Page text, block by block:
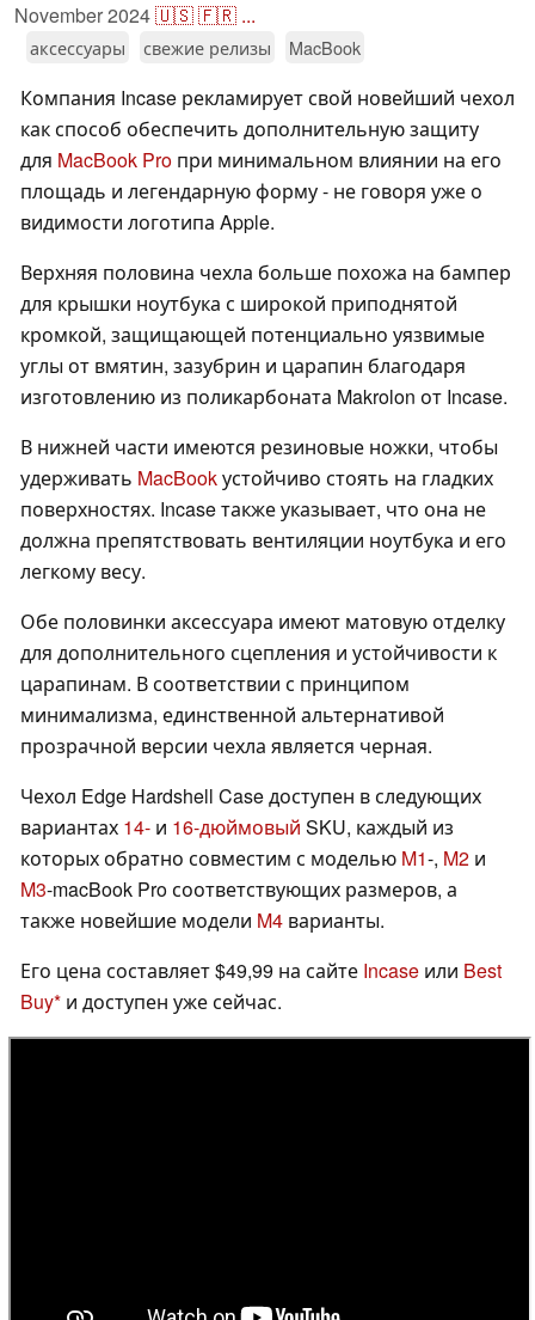
November 2024🇺🇸🇫🇷 ...
аксессуары свежие релизы MacBook
Компания Incase рекламирует свой новейший чехол
как способ обеспечить дополнительную защиту
для MacBook Pro при минимальном влиянии на его
площадь и легендарную форму - не говоря уже о
видимости логотипа Apple.
Верхняя половина чехла больше похожа на бампер
для крышки ноутбука с широкой приподнятой
кромкой, защищающей потенциально уязвимые
углы от вмятин, зазубрин и царапин благодаря
изготовлению из поликарбоната Makrolon от Incase.
В нижней части имеются резиновые ножки, чтобы
удерживать MacBookустойчиво стоять на гладких
поверхностях. Incase также указывает, что она не
должна препятствовать вентиляции ноутбука и его
легкому весу.
Обе половинки аксессуара имеют матовую отделку
для дополнительного сцепления и устойчивости к
царапинам. В соответствии с принципом
минимализма, единственной альтернативой
прозрачной версии чехла является черная.
Чехол Edge Hardshell Case доступен в следующих
вариантах 14- и 16-дюймовый SKU, каждый из
которых обратно совместим с моделью M1-, M2 и
M3-macBook Pro соответствующих размеров, а
также новейшие модели M4 варианты.
Его цена составляет $49,99 на сайте Incase или Best
Buy и доступен уже сейчас.